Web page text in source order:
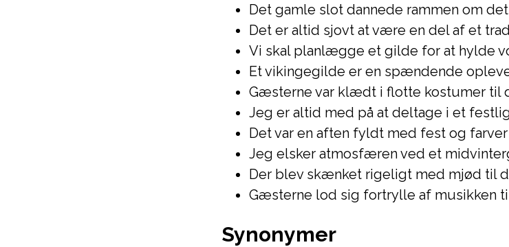
Det gamle slot dannede rammen om
Det er altid sjovt at være en del af et
Vi skal planlægge et gilde for at hylde
Et vikingegilde er en spændende
Gæsterne var klædt i flotte kostumer til
Jeg er altid med på at deltage i et
Det var en aften fyldt med fest og
Jeg elsker atmosfæren ved et
Der blev skænket rigeligt med mjød til
Gæsterne lod sig fortrylle af musikken
Synonymer